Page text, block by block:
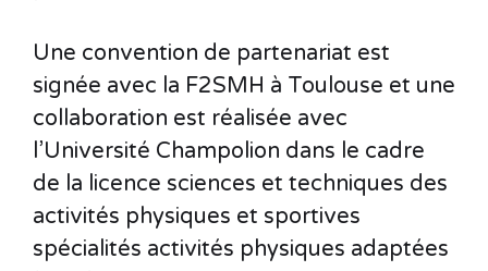
Une convention de partenariat est
signée avec la F2SMH à Toulouse et une
collaboration est réalisée avec
l’Université Champolion dans le cadre
de la licence sciences et techniques des
activités physiques et sportives
spécialités activités physiques adaptées